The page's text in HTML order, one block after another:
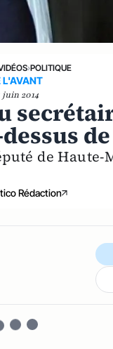
›POLITIQUE
L'AVANT
juin 2014
de Haute-
Rédaction